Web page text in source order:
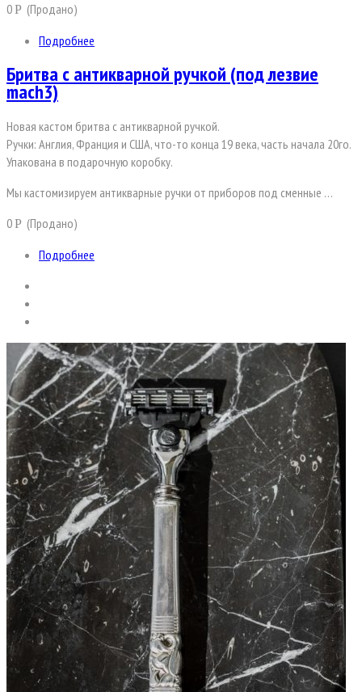
0Р (Продано)
Подробнее
Бритва с антикварной ручкой (под лезвие
mach3)
Новая кастом бритва с антикварной ручкой.
Ручки: Англия, Франция и США, что-то конца 19 века, часть начала 20го.
Упакована в подарочную коробку.
Мы кастомизируем антикварные ручки от приборов под сменные …
0Р (Продано)
Подробнее